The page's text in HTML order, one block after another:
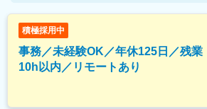
積極採用中
事務／未経験OK／年休125日／残業
10h以内／リモートあり